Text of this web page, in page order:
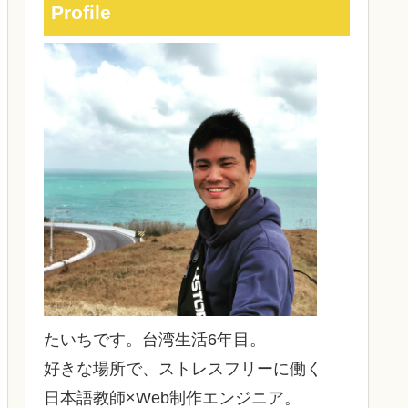
Profile
たいちです。台湾生活6年目。
好きな場所で、ストレスフリーに働く
日本語教師×Web制作エンジニア。